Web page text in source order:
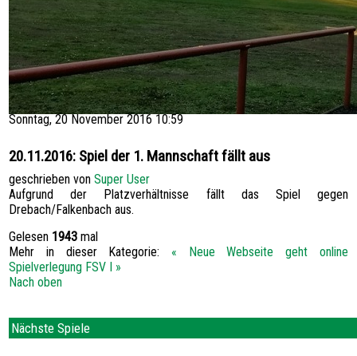
Sonntag, 20 November 2016 10:59
20.11.2016: Spiel der 1. Mannschaft fällt aus
geschrieben vonSuper User
Aufgrund der Platzverhältnisse fällt das Spiel gegen
Drebach/Falkenbach aus.
Gelesen 1943 mal
Mehr in dieser Kategorie:
« Neue Webseite geht online
Spielverlegung FSV I »
Nach oben
Nächste Spiele